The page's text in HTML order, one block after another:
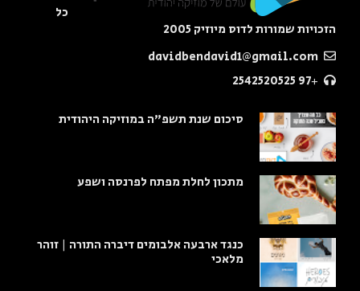
כל
הזכויות שמורות לדוס מיוזיק 2005
+97 2542520525
סיכום שנת תשפ"ה במוזיקה היהודית
מתכון לחלת מפתח לפרנסה ושפע
כנגד ארבעה אלבומים דיברה התורה | זוהר
מלאכי